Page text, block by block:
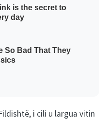
i cili u largua vitin